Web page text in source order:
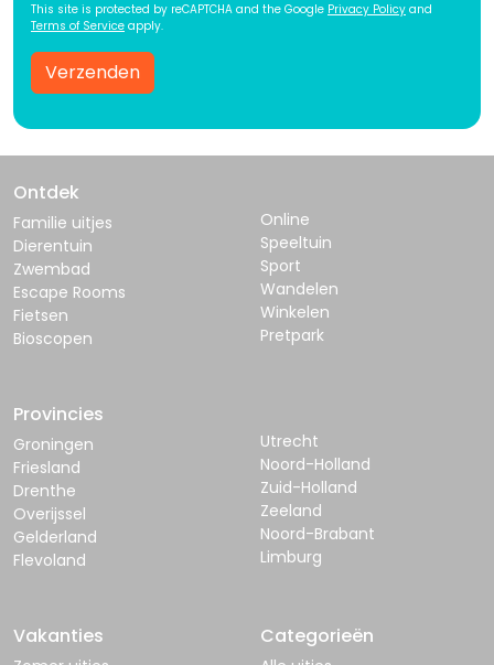
This site is protected by reCAPTCHA and the Google Privacy Policy and
Terms of Service apply.
Verzenden
Ontdek
Familie uitjes
Dierentuin
Zwembad
Escape Rooms
Fietsen
Bioscopen
Online
Speeltuin
Sport
Wandelen
Winkelen
Pretpark
Provincies
Groningen
Friesland
Drenthe
Overijssel
Gelderland
Flevoland
Utrecht
Noord-Holland
Zuid-Holland
Zeeland
Noord-Brabant
Limburg
Vakanties Categorieën